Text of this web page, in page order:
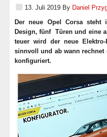
13. Juli 2019 By Daniel
Der neue Opel Corsa steht
Design, fünf Türen und eine
teuer wird der neue
sinnvoll und ab wann rechnet
konfiguriert.